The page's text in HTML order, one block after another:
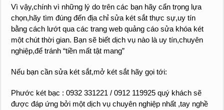
Vì vậy,chính vì những lý do trên các bạn hãy cẩn trọng lựa
chọn,hãy tìm đúng đến địa chỉ sửa két sắt thực sự,uy tín
bằng cách lướt qua các trang web quảng cáo sửa khóa két
một chút thời gian. Bạn sẽ biết dịch vụ nào là uy tín,chuyên
nghiệp,để tránh “tiền mất tật mang”
Nếu bạn cần sửa két sắt,mở két sắt hãy gọi tới:
Phước két bạc : 0932 331221 / 0912 119925 quý khách sẽ
được đáp ứng bởi một dịch vụ chuyên nghiệp nhất ,tay nghề